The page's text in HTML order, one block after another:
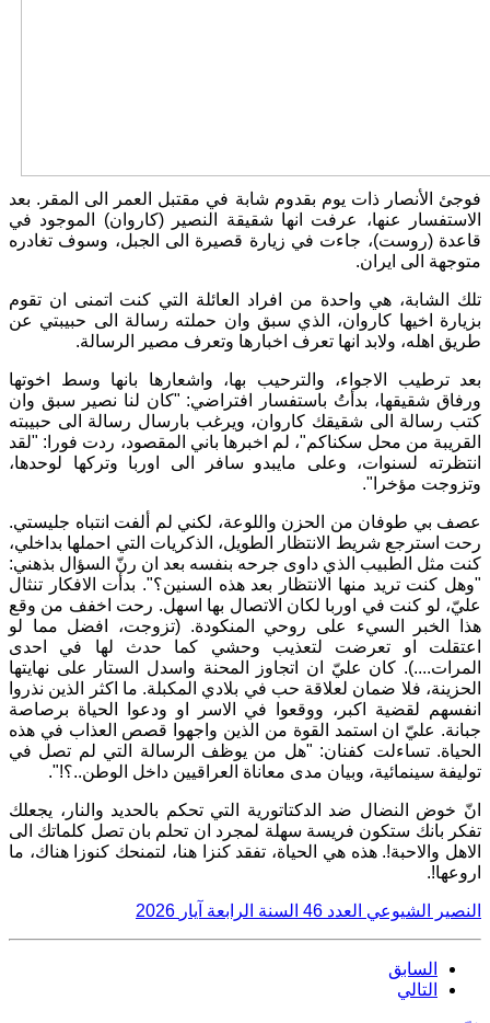
فوجئ الأنصار ذات يوم بقدوم شابة في مقتبل العمر الى المقر. بعد
الاستفسار عنها، عرفت انها شقيقة النصير (كاروان) الموجود في
قاعدة (روست)، جاءت في زيارة قصيرة الى الجبل، وسوف تغادره
متوجهة الى ايران.
تلك الشابة، هي واحدة من افراد العائلة التي كنت اتمنى ان تقوم
بزيارة اخيها كاروان، الذي سبق وان حملته رسالة الى حبيبتي عن
طريق اهله، ولابد انها تعرف اخبارها وتعرف مصير الرسالة.
بعد ترطيب الاجواء، والترحيب بها، واشعارها بانها وسط اخوتها
ورفاق شقيقها، بدأتُ باستفسار افتراضي: "كان لنا نصير سبق وان
كتب رسالة الى شقيقك كاروان، ويرغب بارسال رسالة الى حبيبته
القريبة من محل سكناكم"، لم اخبرها باني المقصود، ردت فورا: "لقد
انتظرته لسنوات، وعلى مايبدو سافر الى اوربا وتركها لوحدها،
وتزوجت مؤخرا".
عصف بي طوفان من الحزن واللوعة، لكني لم ألفت انتباه جليستي.
رحت استرجع شريط الانتظار الطويل، الذكريات التي احملها بداخلي،
كنت مثل الطبيب الذي داوى جرحه بنفسه بعد ان رنّ السؤال بذهني:
"وهل كنت تريد منها الانتظار بعد هذه السنين؟". بدأت الافكار تنثال
عليّ، لو كنت في اوربا لكان الاتصال بها اسهل. رحت اخفف من وقع
هذا الخبر السيء على روحي المنكودة. (تزوجت، افضل مما لو
اعتقلت او تعرضت لتعذيب وحشي كما حدث لها في احدى
المرات....). كان عليّ ان اتجاوز المحنة واسدل الستار على نهايتها
الحزينة، فلا ضمان لعلاقة حب في بلادي المكبلة. ما اكثر الذين نذروا
انفسهم لقضية اكبر، ووقعوا في الاسر او ودعوا الحياة برصاصة
جبانة. عليّ ان استمد القوة من الذين واجهوا قصص العذاب في هذه
الحياة. تساءلت كفنان: "هل من يوظف الرسالة التي لم تصل في
توليفة سينمائية، وبيان مدى معاناة العراقيين داخل الوطن..؟!".
انّ خوض النضال ضد الدكتاتورية التي تحكم بالحديد والنار، يجعلك
تفكر بانك ستكون فريسة سهلة لمجرد ان تحلم بان تصل كلماتك الى
الاهل والاحبة!. هذه هي الحياة، تفقد كنزا هنا، لتمنحك كنوزا هناك، ما
اروعها!.
النصير الشيوعي العدد السنة الرابعة آيار
السابق
التالي